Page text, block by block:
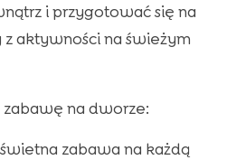
i przygotować się na
aktywności na świeżym
na dworze:
zabawa na każdą